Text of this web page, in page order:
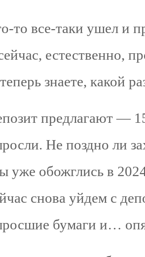
то все-таки ушел и
естественно,
знаете, какой
предлагают —
Не поздно ли
уже обожглись в
снова уйдем с
бумаги и…